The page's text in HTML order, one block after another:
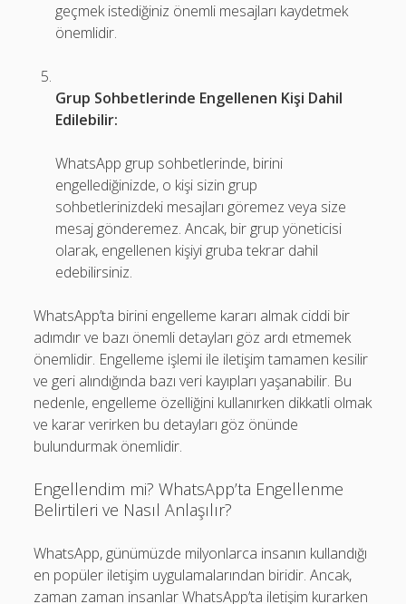
geçmek istediğiniz önemli mesajları kaydetmek
önemlidir.
Grup Sohbetlerinde Engellenen Kişi Dahil
Edilebilir:
WhatsApp grup sohbetlerinde, birini
engellediğinizde, o kişi sizin grup
sohbetlerinizdeki mesajları göremez veya size
mesaj gönderemez. Ancak, bir grup yöneticisi
olarak, engellenen kişiyi gruba tekrar dahil
edebilirsiniz.
WhatsApp’ta birini engelleme kararı almak ciddi bir
adımdır ve bazı önemli detayları göz ardı etmemek
önemlidir. Engelleme işlemi ile iletişim tamamen kesilir
ve geri alındığında bazı veri kayıpları yaşanabilir. Bu
nedenle, engelleme özelliğini kullanırken dikkatli olmak
ve karar verirken bu detayları göz önünde
bulundurmak önemlidir.
Engellendim mi? WhatsApp’ta Engellenme
Belirtileri ve Nasıl Anlaşılır?
WhatsApp, günümüzde milyonlarca insanın kullandığı
en popüler iletişim uygulamalarından biridir. Ancak,
zaman zaman insanlar WhatsApp’ta iletişim kurarken